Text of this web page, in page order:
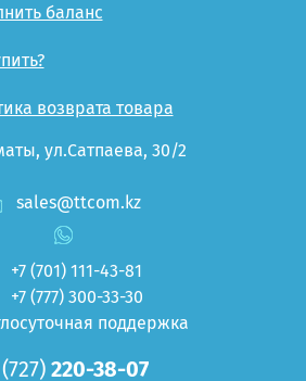
баланс
возврата товара
ул.Сатпаева, 30/2
sales@ttcom.kz
+7 (701) 111-43-81
+7 (777) 300-33-30
поддержка
220-38-07